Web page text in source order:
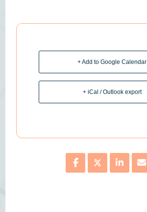
+ Add to Google Calendar
+ iCal / Outlook export